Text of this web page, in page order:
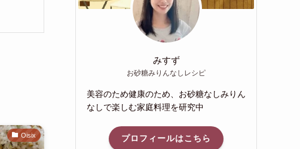
Oisix
みすず
お砂糖みりんなしレシピ
美容のため健康のため、お砂糖なしみりん
なしで楽しむ家庭料理を研究中
プロフィールはこちら